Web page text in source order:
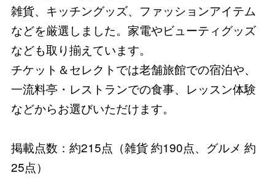
雑貨、キッチングッズ、ファッションアイテム
などを厳選しました。家電やビューティグッズ
なども取り揃えています。
チケット＆セレクトでは老舗旅館での宿泊や、
一流料亭・レストランでの食事、レッスン体験
などからお選びいただけます。
掲載点数：約215点（雑貨 約190点、グルメ 約
25点）